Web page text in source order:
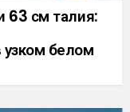
63 см талия:
белом